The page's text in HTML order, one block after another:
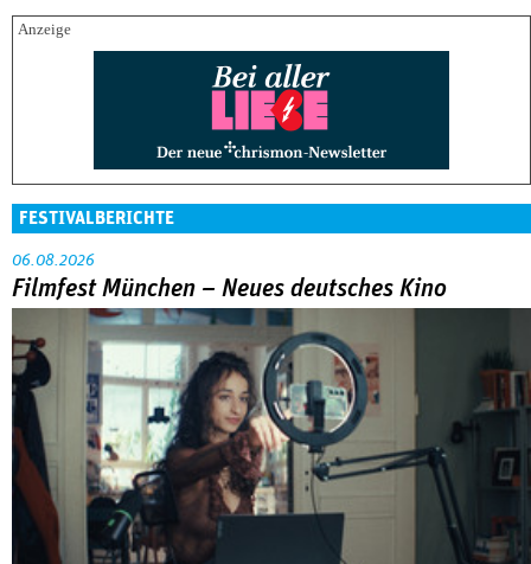
FESTIVALBERICHTE
06.08.2026
Filmfest München – Neues deutsches Kino